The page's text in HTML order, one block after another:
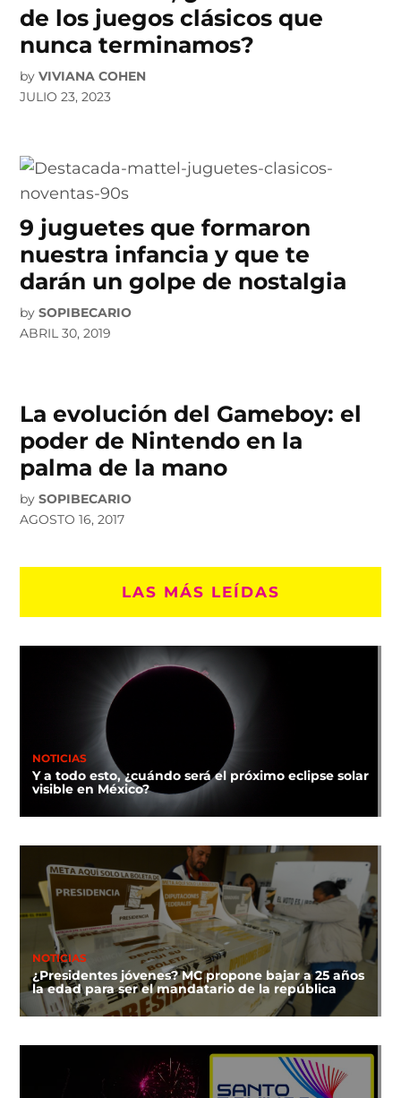
de los juegos clásicos que
nunca terminamos?
by VIVIANA COHEN
JULIO 23, 2023
9 juguetes que formaron
nuestra infancia y que te
darán un golpe de nostalgia
by SOPIBECARIO
ABRIL 30, 2019
La evolución del Gameboy: el
poder de Nintendo en la
palma de la mano
by SOPIBECARIO
AGOSTO 16, 2017
LAS MÁS LEÍDAS
NOTICIAS
Y a todo esto, ¿cuándo será el próximo eclipse solar
visible en México?
NOTICIAS
¿Presidentes jóvenes? MC propone bajar a 25 años
la edad para ser el mandatario de la república